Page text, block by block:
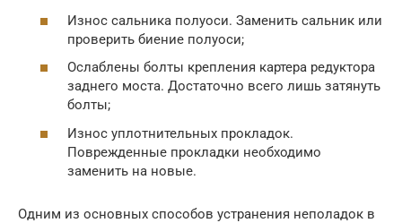
Износ сальника полуоси. Заменить сальник или
проверить биение полуоси;
Ослаблены болты крепления картера редуктора
заднего моста. Достаточно всего лишь затянуть
болты;
Износ уплотнительных прокладок.
Поврежденные прокладки необходимо
заменить на новые.
Одним из основных способов устранения неполадок в